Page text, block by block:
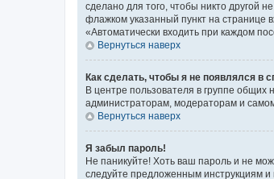
сделано для того, чтобы никто другой
флажком указанный пункт на странице
«Автоматически входить при каждом
Вернуться наверх
Как сделать, чтобы я не появлялся в
В центре пользователя в группе
администраторам, модераторам и
Вернуться наверх
Я забыл пароль!
Не паникуйте! Хоть ваш пароль и не
следуйте предложенным инструкциям